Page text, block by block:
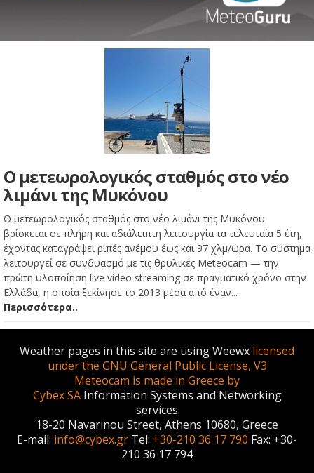
Ο μετεωρολογικός σταθμός στο νέο
λιμάνι της Μυκόνου
Ο μετεωρολογικός σταθμός στο νέο λιμάνι της Μυκόνου
βρίσκεται σε πλήρη και αδιάλειπτη λειτουργία τα τελευταία 5 έτη,
έχοντας καταγράψει ριπές ανέμου έως και 97 χλμ/ώρα. Το σύστημα
λειτουργεί σε συνδυασμό με τις θρυλικές Meteocam — την
πρώτη υλοποίηση live video streaming σε πραγματικό χρόνο στην
Ελλάδα, η οποία ξεκίνησε το 2013 μέσα από έναν...
Περισσότερα..
Weather pages in this site are using Weewx licensed
under the GNU General Public License, V3
Meteocam is made in Greece by
Cybex SAInformation Systems and Networking
services
18-20 Navarinou Street, Athens 10680, Greece
E-mail: info@cybex.gr Tel: +30-210 36 17 790 Fax: +30-
210 36 17 794